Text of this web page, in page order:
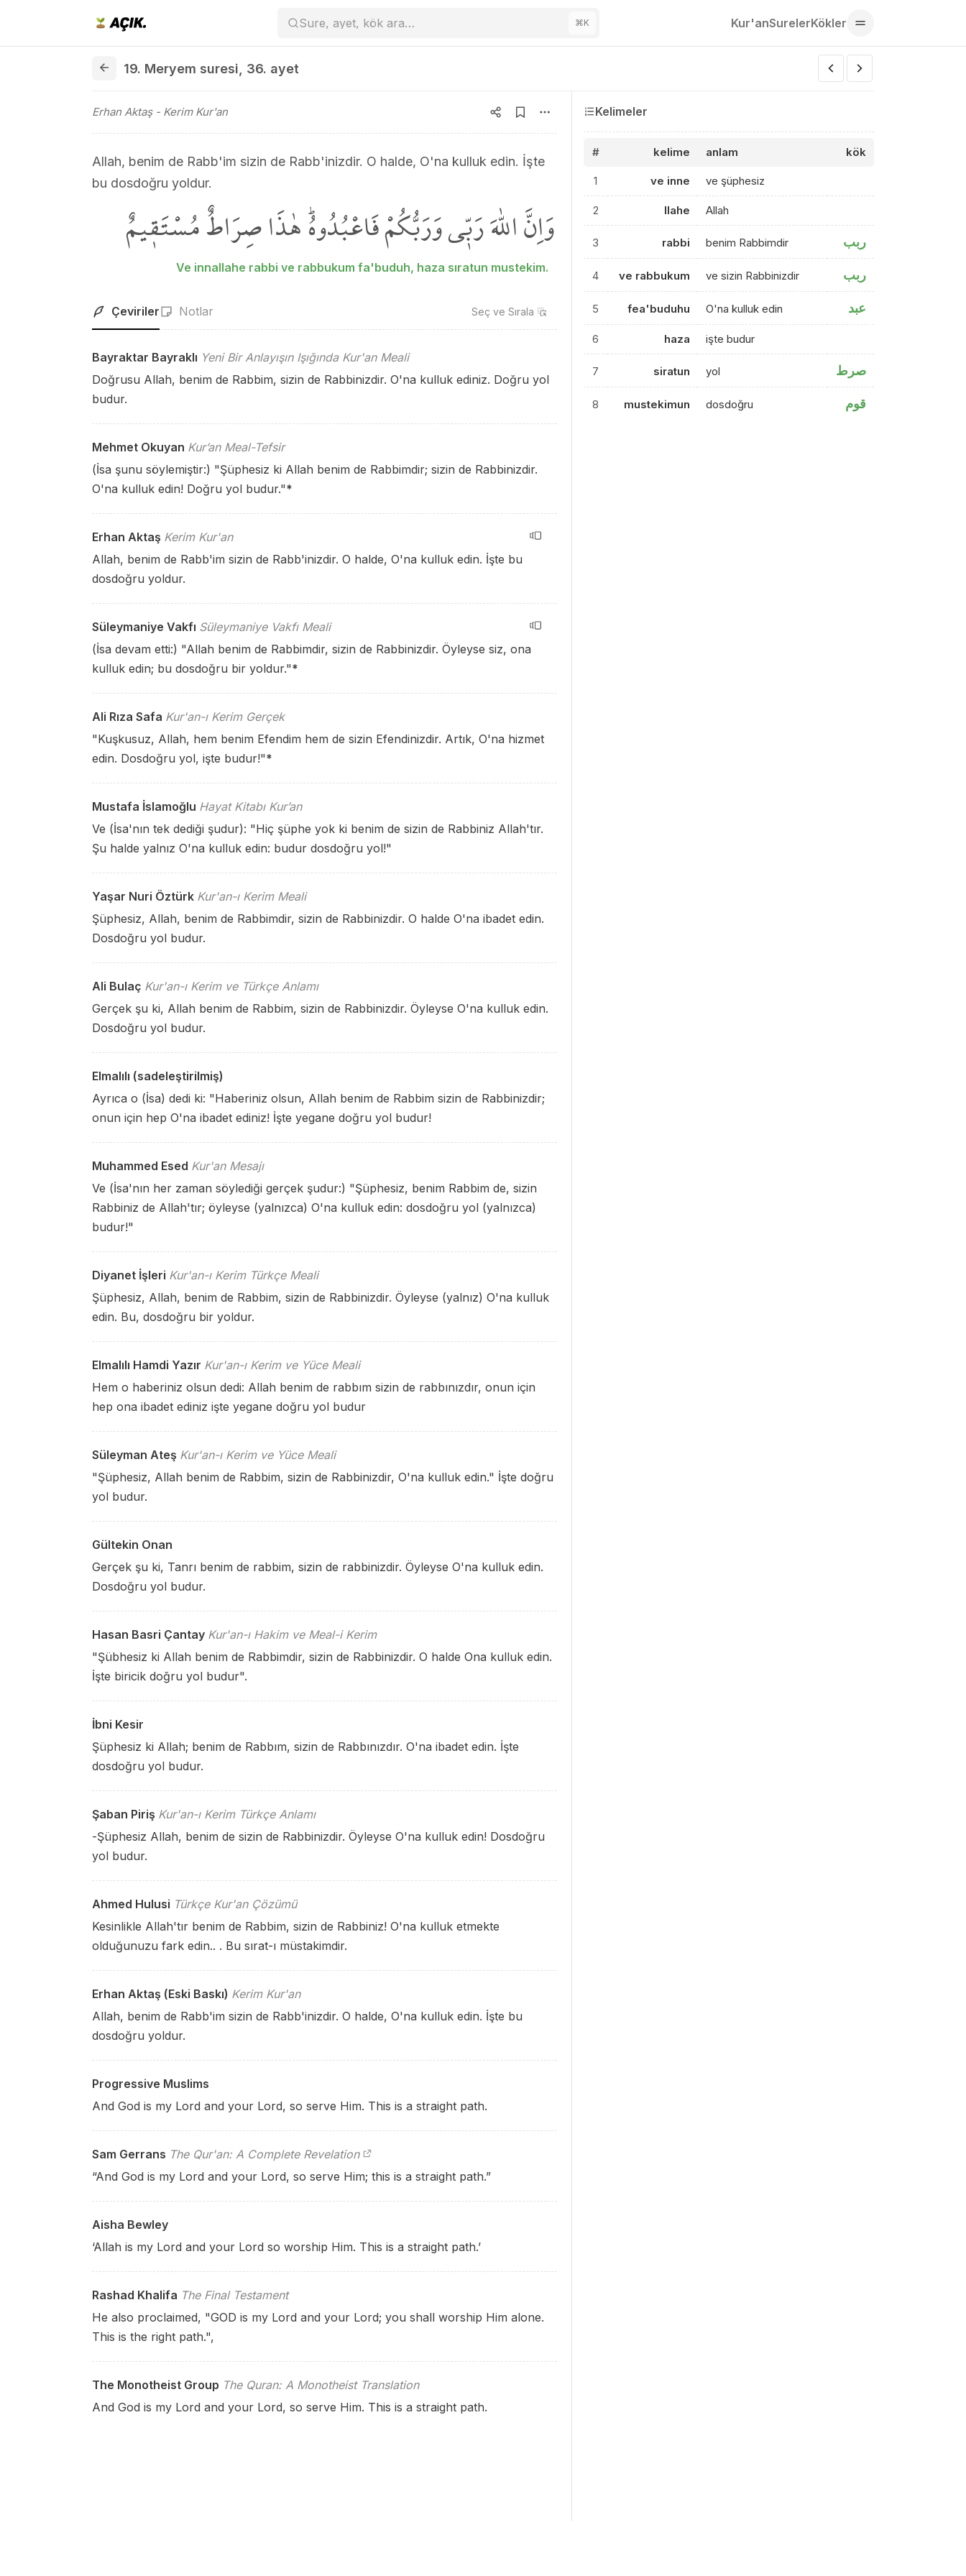
Sure, ayet, kök ara… ⌘K Kur'anSurelerKökler
19. Meryem suresi 36. ayet
Erhan Aktaş- Kerim Kur'an
Allah, benim de Rabb'im sizin de Rabb'inizdir. O halde, O'na kulluk edin. İşte
bu dosdoğru yoldur.
وَاِنَّ اللّٰهَ رَبّ۪ي وَرَبُّكُمْ فَاعْبُدُوهُۜ هٰذَا صِرَاطٌ مُسْتَق۪يمٌ
Ve innallahe rabbi ve rabbukum fa'buduh, haza sıratun mustekim.
Çeviriler Notlar Seç ve Sırala
Bayraktar Bayraklı Yeni Bir Anlayışın Işığında Kur'an Meali
Doğrusu Allah, benim de Rabbim, sizin de Rabbinizdir. O'na kulluk ediniz. Doğru yol
budur.
Mehmet Okuyan Kur’an Meal-Tefsir
(İsa şunu söylemiştir:) "Şüphesiz ki Allah benim de Rabbimdir; sizin de Rabbinizdir.
O'na kulluk edin! Doğru yol budur."*
Erhan Aktaş Kerim Kur'an
Allah, benim de Rabb'im sizin de Rabb'inizdir. O halde, O'na kulluk edin. İşte bu
dosdoğru yoldur.
Süleymaniye Vakfı Süleymaniye Vakfı Meali
(İsa devam etti:) "Allah benim de Rabbimdir, sizin de Rabbinizdir. Öyleyse siz, ona
kulluk edin; bu dosdoğru bir yoldur."*
Ali Rıza Safa Kur'an-ı Kerim Gerçek
"Kuşkusuz, Allah, hem benim Efendim hem de sizin Efendinizdir. Artık, O'na hizmet
edin. Dosdoğru yol, işte budur!"*
Mustafa İslamoğlu Hayat Kitabı Kur’an
Ve (İsa'nın tek dediği şudur): "Hiç şüphe yok ki benim de sizin de Rabbiniz Allah'tır.
Şu halde yalnız O'na kulluk edin: budur dosdoğru yol!"
Yaşar Nuri Öztürk Kur'an-ı Kerim Meali
Şüphesiz, Allah, benim de Rabbimdir, sizin de Rabbinizdir. O halde O'na ibadet edin.
Dosdoğru yol budur.
Ali Bulaç Kur'an-ı Kerim ve Türkçe Anlamı
Gerçek şu ki, Allah benim de Rabbim, sizin de Rabbinizdir. Öyleyse O'na kulluk edin.
Dosdoğru yol budur.
Elmalılı (sadeleştirilmiş)
Ayrıca o (İsa) dedi ki: "Haberiniz olsun, Allah benim de Rabbim sizin de Rabbinizdir;
onun için hep O'na ibadet ediniz! İşte yegane doğru yol budur!
Muhammed Esed Kur'an Mesajı
Ve (İsa'nın her zaman söylediği gerçek şudur:) "Şüphesiz, benim Rabbim de, sizin
Rabbiniz de Allah'tır; öyleyse (yalnızca) O'na kulluk edin: dosdoğru yol (yalnızca)
budur!"
Diyanet İşleri Kur'an-ı Kerim Türkçe Meali
Şüphesiz, Allah, benim de Rabbim, sizin de Rabbinizdir. Öyleyse (yalnız) O'na kulluk
edin. Bu, dosdoğru bir yoldur.
Elmalılı Hamdi Yazır Kur'an-ı Kerim ve Yüce Meali
Hem o haberiniz olsun dedi: Allah benim de rabbım sizin de rabbınızdır, onun için
hep ona ibadet ediniz işte yegane doğru yol budur
Süleyman Ateş Kur'an-ı Kerim ve Yüce Meali
"Şüphesiz, Allah benim de Rabbim, sizin de Rabbinizdir, O'na kulluk edin." İşte doğru
yol budur.
Gültekin Onan
Gerçek şu ki, Tanrı benim de rabbim, sizin de rabbinizdir. Öyleyse O'na kulluk edin.
Dosdoğru yol budur.
Hasan Basri Çantay Kur'an-ı Hakim ve Meal-i Kerim
"Şübhesiz ki Allah benim de Rabbimdir, sizin de Rabbinizdir. O halde Ona kulluk edin.
İşte biricik doğru yol budur".
İbni Kesir
Şüphesiz ki Allah; benim de Rabbım, sizin de Rabbınızdır. O'na ibadet edin. İşte
dosdoğru yol budur.
Şaban Piriş Kur'an-ı Kerim Türkçe Anlamı
-Şüphesiz Allah, benim de sizin de Rabbinizdir. Öyleyse O'na kulluk edin! Dosdoğru
yol budur.
Ahmed Hulusi Türkçe Kur'an Çözümü
Kesinlikle Allah'tır benim de Rabbim, sizin de Rabbiniz! O'na kulluk etmekte
olduğunuzu fark edin.. . Bu sırat-ı müstakimdir.
Erhan Aktaş (Eski Baskı) Kerim Kur'an
Allah, benim de Rabb'im sizin de Rabb'inizdir. O halde, O'na kulluk edin. İşte bu
dosdoğru yoldur.
Progressive Muslims
And God is my Lord and your Lord, so serve Him. This is a straight path.
Sam Gerrans The Qur'an: A Complete Revelation
“And God is my Lord and your Lord, so serve Him; this is a straight path.”
Aisha Bewley
‘Allah is my Lord and your Lord so worship Him. This is a straight path.’
Rashad Khalifa The Final Testament
He also proclaimed, "GOD is my Lord and your Lord; you shall worship Him alone.
This is the right path.",
The Monotheist Group The Quran: A Monotheist Translation
And God is my Lord and your Lord, so serve Him. This is a straight path.
Kelimeler
# kelime anlam kök
1 ve inne ve şüphesiz
2 llahe Allah
3 rabbi benim Rabbimdir ربب
4 ve rabbukum ve sizin Rabbinizdir ربب
5 fea'buduhu O'na kulluk edin عبد
6 haza işte budur
7 siratun yol صرط
8 mustekimun dosdoğru قوم